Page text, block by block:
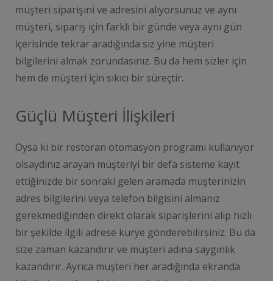
müşteri siparişini ve adresini alıyorsunuz ve aynı
müşteri, sipariş için farklı bir günde veya aynı gün
içerisinde tekrar aradığında siz yine müşteri
bilgilerini almak zorundasınız. Bu da hem sizler için
hem de müşteri için sıkıcı bir süreçtir.
Güçlü Müşteri İlişkileri
Oysa ki bir restoran otomasyon programı kullanıyor
olsaydınız arayan müşteriyi bir defa sisteme kayıt
ettiğinizde bir sonraki gelen aramada müşterinizin
adres bilgilerini veya telefon bilgisini almanız
gerekmediğinden direkt olarak siparişlerini alıp hızlı
bir şekilde ilgili adrese kurye gönderebilirsiniz. Bu da
size zaman kazandırır ve müşteri adına saygınlık
kazandırır. Ayrıca müşteri her aradığında ekranda